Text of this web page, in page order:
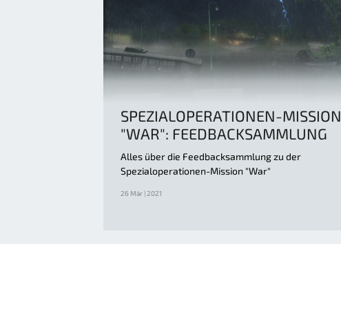
SPEZIALOPERATIONEN-MISSION
"WAR": FEEDBACKSAMMLUNG
Alles über die Feedbacksammlung zu der
Spezialoperationen-Mission "War"
26 Mär | 2021